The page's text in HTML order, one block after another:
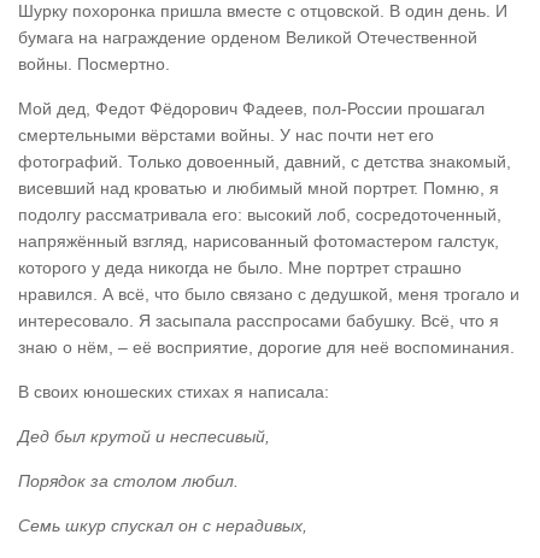
Шурку похоронка пришла вместе с отцовской. В один день. И
бумага на награждение орденом Великой Отечественной
войны. Посмертно.
Мой дед, Федот Фёдорович Фадеев, пол-России прошагал
смертельными вёрстами войны. У нас почти нет его
фотографий. Только довоенный, давний, с детства знакомый,
висевший над кроватью и любимый мной портрет. Помню, я
подолгу рассматривала его: высокий лоб, сосредоточенный,
напряжённый взгляд, нарисованный фотомастером галстук,
которого у деда никогда не было. Мне портрет страшно
нравился. А всё, что было связано с дедушкой, меня трогало и
интересовало. Я засыпала расспросами бабушку. Всё, что я
знаю о нём, – её восприятие, дорогие для неё воспоминания.
В своих юношеских стихах я написала:
Дед был крутой и неспесивый,
Порядок за столом любил.
Семь шкур спускал он с нерадивых,